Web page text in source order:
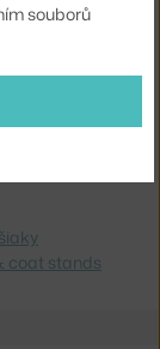
coat stands
souborů